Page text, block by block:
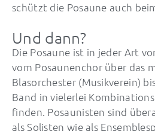
schützt die Posaune auch
Und dann?
Die Posaune ist in jeder Art
vom Posaunenchor über das
Blasorchester (Musikverein)
Band in vielerlei
finden. Posaunisten sind
als Solisten wie als